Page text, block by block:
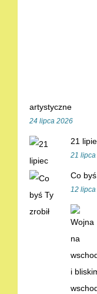
artystyczne
24 lipca 2026
21
21
Co
12